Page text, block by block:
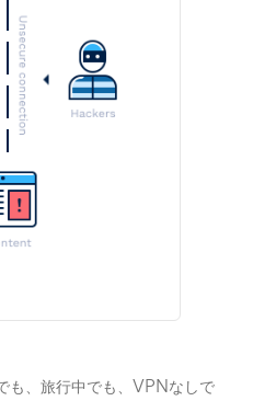
も、旅行中でも、VPNなしで